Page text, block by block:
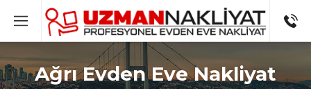
Ağrı Evden Eve Nakliyat